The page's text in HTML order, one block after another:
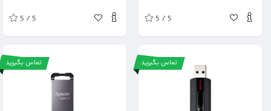
5 / 5
5 / 5
تماس بگیرید تماس بگیرید